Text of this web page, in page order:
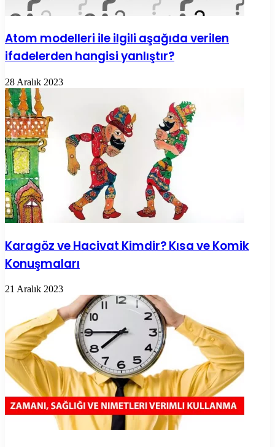
Atom modelleri ile ilgili aşağıda verilen
ifadelerden hangisi yanlıştır?
28 Aralık 2023
Karagöz ve Hacivat Kimdir? Kısa ve Komik
Konuşmaları
21 Aralık 2023